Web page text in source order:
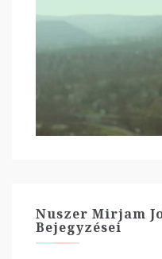
Nuszer Mirjam
Bejegyzései